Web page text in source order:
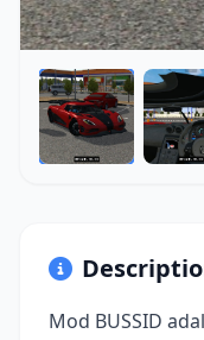
Mod BUSSID